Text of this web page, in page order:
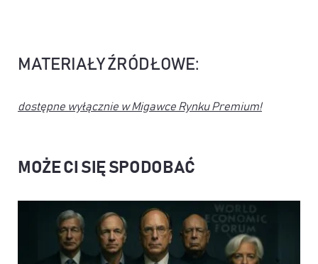
MATERIAŁY ŹRÓDŁOWE:
dostępne wyłącznie w Migawce Rynku Premium!
MOŻE CI SIĘ SPODOBAĆ